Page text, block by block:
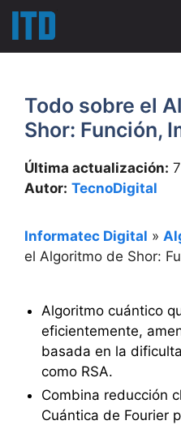
Saltar
contenido
Todo sobre el
Shor: Función,
Última actualización:
Autor: TecnoDigital
Informatec Digital »
el Algoritmo de Shor:
Algoritmo cuántico
eficientemente,
basada en la
como RSA.
Combina reducción
Cuántica de Fourier